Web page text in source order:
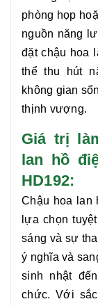
phòng họp
nguồn năng
đặtchậu hoa
thể thu hút
không gian
thịnh vượng.
Giá trị
lan hồ
HD192:
Chậu hoa lan
lựa chọn
sáng và sự
ý nghĩa và
sinh nhật
chức. Với